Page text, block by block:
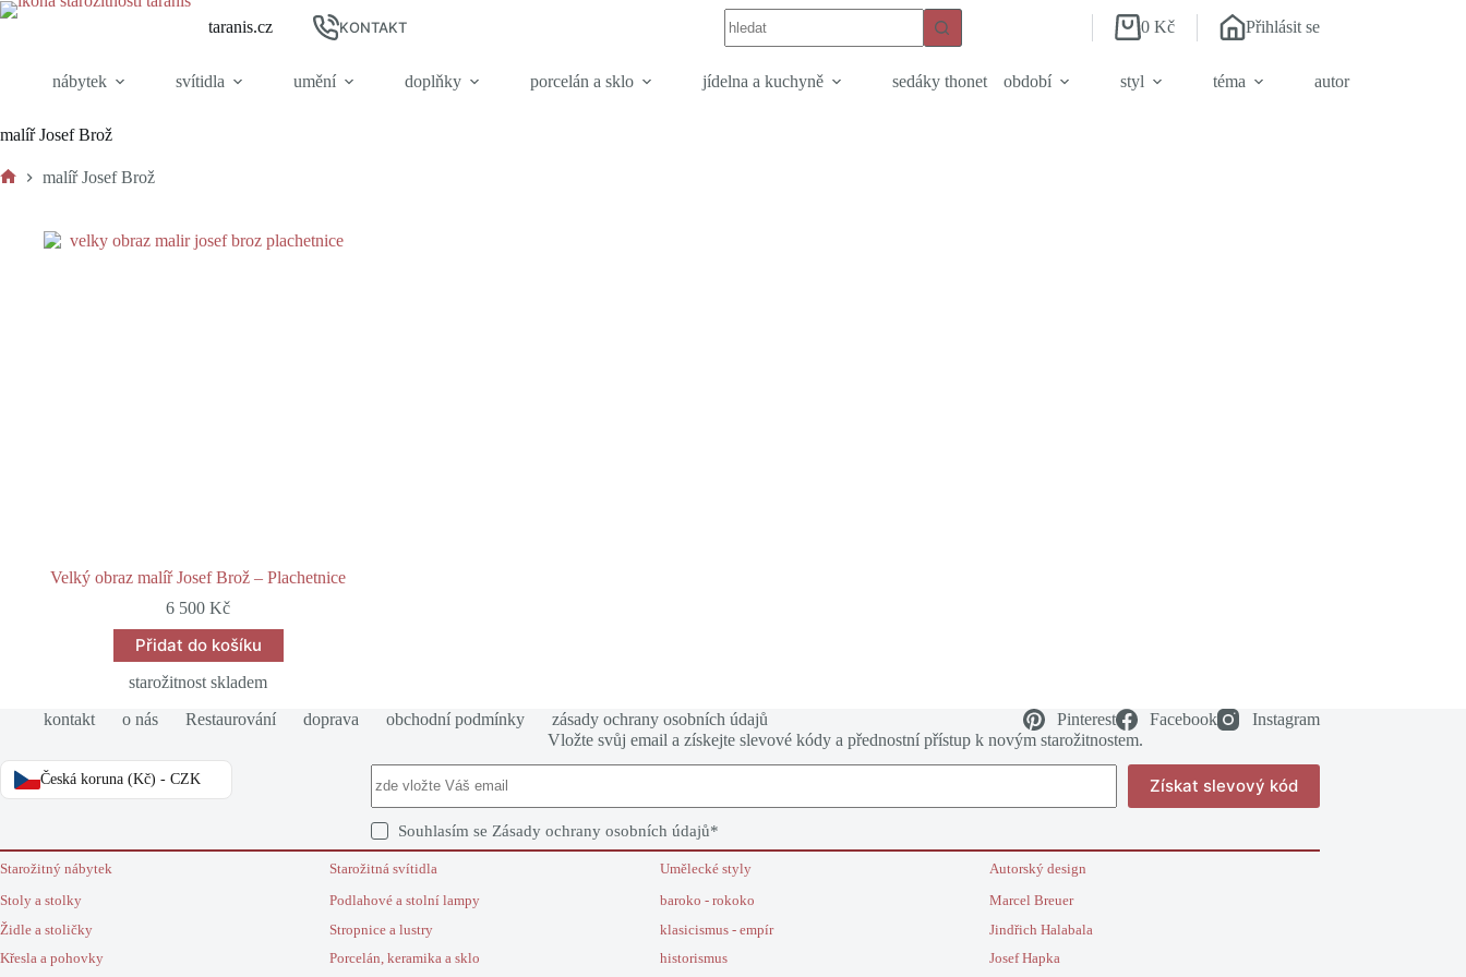
Skip
taranis.cz KONTAKT
Shopping
0 Kč Přihlásit se
nábytek svítidla umění doplňky porcelán a sklo jídelna a kuchyně sedáky thonet období styl téma autor
malíř Josef Brož
malíř Josef Brož
Velký obraz malíř Josef Brož – Plachetnice
6 500Kč
Přidat do košíku
starožitnost skladem
kontakt
o nás Restaurování doprava obchodní podmínky zásady ochrany osobních údajů Pinterest Facebook Instagram
Česká koruna (Kč) - CZK
Vložte svůj email a získejte slevové kódy a přednostní přístup k novým starožitnostem.
Získat slevový kód
Souhlasím se Zásady ochrany osobních údajů*
Starožitný nábytek
Stoly a stolky
Židle a stoličky
Křesla a pohovky
Starožitná svítidla
Podlahové a stolní lampy
Stropnice a lustry
Porcelán, keramika a sklo
Umělecké styly
baroko - rokoko
klasicismus - empír
historismus
Autorský design
Marcel Breuer
Jindřich Halabala
Josef Hapka